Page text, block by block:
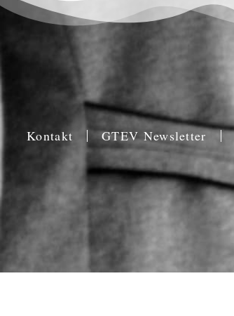
Kontakt GTEV Newsletter